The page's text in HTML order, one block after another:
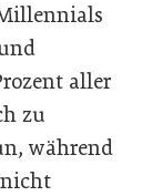
aller
zu
während